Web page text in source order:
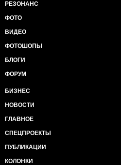
РЕЗОНАНС
ФОТО
ВИДЕО
ФОТОШОПЫ
БЛОГИ
ФОРУМ
БИЗНЕС
НОВОСТИ
ГЛАВНОЕ
СПЕЦПРОЕКТЫ
ПУБЛИКАЦИИ
КОЛОНКИ